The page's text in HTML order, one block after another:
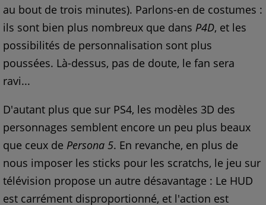
au bout de trois minutes). Parlons-en de costumes :
ils sont bien plus nombreux que dans P4D, et les
possibilités de personnalisation sont plus
poussées. Là-dessus, pas de doute, le fan sera
ravi...
D'autant plus que sur PS4, les modèles 3D des
personnages semblent encore un peu plus beaux
que ceux de Persona 5. En revanche, en plus de
nous imposer les sticks pour les scratchs, le jeu sur
télévision propose un autre désavantage : Le HUD
est carrément disproportionné, et l'action est